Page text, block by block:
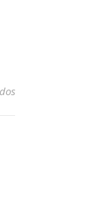
em Ana de Oliveira